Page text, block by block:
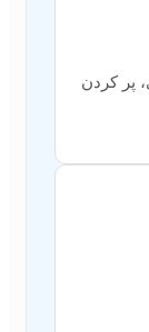
پر کردن